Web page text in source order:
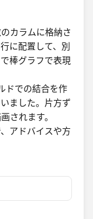
カラムに格納さ
に配置して、別
棒グラフで表現
ドでの結合を作
ました。片方ず
されます。
アドバイスや方